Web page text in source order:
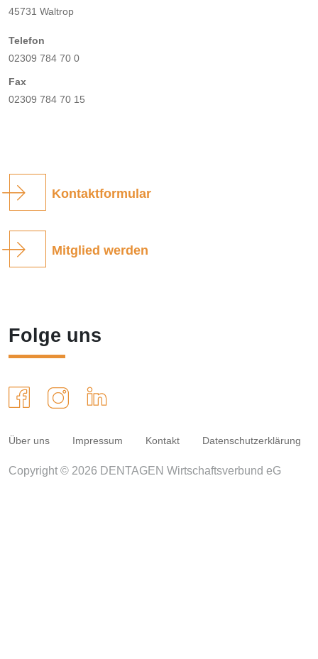
45731 Waltrop
Telefon
02309 784 70 0
Fax
02309 784 70 15
Kontaktformular
Mitglied werden
Folge uns
Über uns Impressum Kontakt Datenschutzerklärung
Copyright © 2026 DENTAGEN Wirtschaftsverbund eG